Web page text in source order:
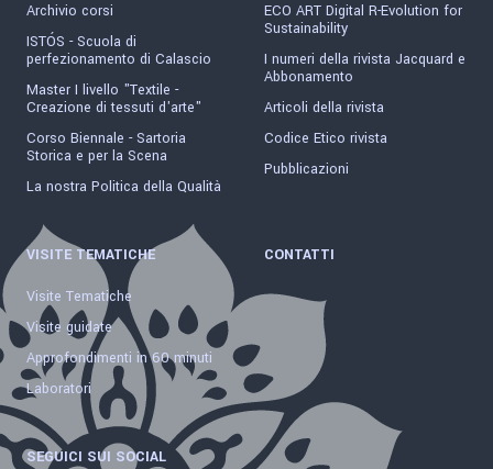
Archivio corsi
ISTÓS - Scuola di
perfezionamento di Calascio
Master I livello "Textile -
Creazione di tessuti d'arte"
Corso Biennale - Sartoria
Storica e per la Scena
La nostra Politica della Qualità
ECO ART Digital R-Evolution for
Sustainability
I numeri della rivista Jacquard e
Abbonamento
Articoli della rivista
Codice Etico rivista
Pubblicazioni
VISITE TEMATICHE
Visite Tematiche
Visite guidate
Approfondimenti in 60 minuti
Laboratori
CONTATTI
SEGUICI SUI SOCIAL